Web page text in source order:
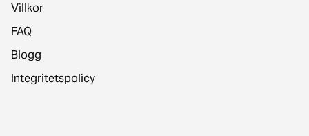
Villkor
FAQ
Blogg
Integritetspolicy